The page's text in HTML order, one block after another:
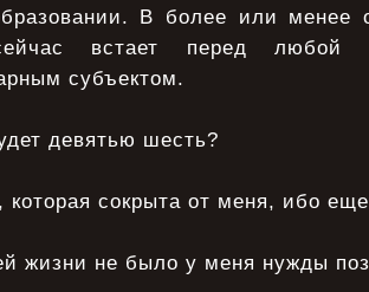
В более или менее
встает перед любой
субъектом.
девятью шесть?
которая сокрыта от меня, ибо
жизни не было у меня нужды